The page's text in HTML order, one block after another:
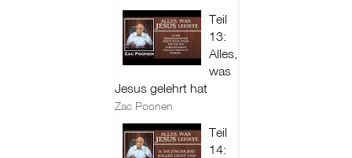
Teil
13:
Alles,
was
Jesus gelehrt hat
Zac Poonen
Teil
14: